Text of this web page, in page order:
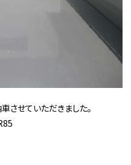
させていただきました。